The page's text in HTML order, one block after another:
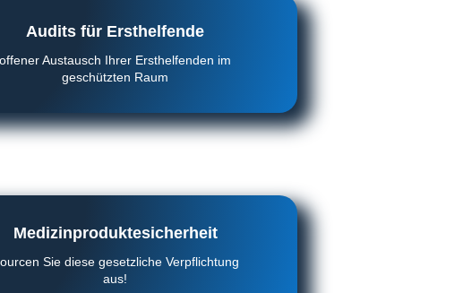
Audits für Ersthelfende
offener Austausch Ihrer Ersthelfenden im
geschützten Raum
Medizinproduktesicherheit
Sie diese gesetzliche Verpflichtung
aus!